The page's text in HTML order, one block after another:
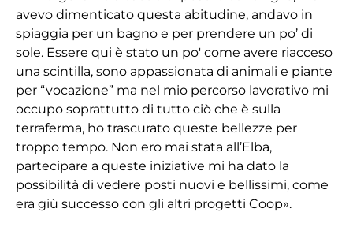
avevo dimenticato questa abitudine, andavo in
spiaggia per un bagno e per prendere un po’ di
sole. Essere qui è stato un po' come avere riacceso
una scintilla, sono appassionata di animali e piante
per “vocazione” ma nel mio percorso lavorativo mi
occupo soprattutto di tutto ciò che è sulla
terraferma, ho trascurato queste bellezze per
troppo tempo. Non ero mai stata all’Elba,
partecipare a queste iniziative mi ha dato la
possibilità di vedere posti nuovi e bellissimi, come
era giù successo con gli altri progetti Coop».